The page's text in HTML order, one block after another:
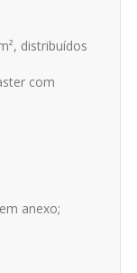
distribuídos
com
anexo;